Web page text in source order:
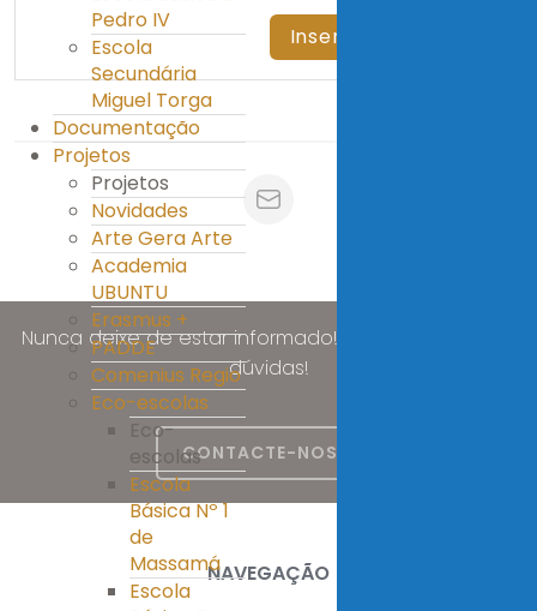
Pedro IV
Escola
Secundária
Miguel Torga
Documentação
Projetos
Projetos
Novidades
Arte Gera Arte
Academia
UBUNTU
Erasmus +
PADDE
Comenius Regio
Eco-escolas
Eco-
escolas
Escola
Básica Nº 1
de
Massamá
Escola
Nunca deixe de estar informado! Esclareça as suas
dúvidas!
CONTACTE-NOS
NAVEGAÇÃO